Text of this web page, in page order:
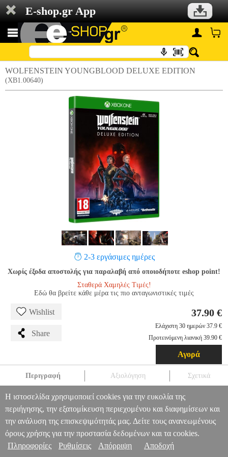
E-shop.gr App
WOLFENSTEIN YOUNGBLOOD DELUXE EDITION
(XB1.00640)
2-3 εργάσιμες ημέρες
Χωρίς έξοδα αποστολής για παραλαβή από οποιοδήποτε eshop point!
Σταθερά Χαμηλές Τιμές!
Εδώ θα βρείτε κάθε μέρα τις πιο ανταγωνιστικές τιμές
Wishlist
Share
37.90 €
Ελάχιστη 30 ημερών 37.9 €
Προτεινόμενη λιανική 39.90 €
Αγορά
Περιγραφή Αξιολόγηση Σχετικά
WOLFENSTEIN YOUNGBLOOD DELUXE EDITION
XB1.00640 XB1.00640 GAMES WOLFENSTEIN
YOUNGBLOOD DELUXE EDITION
37.90
Πληροφορίες & Υπηρεσίες >
Η ιστοσελίδα χρησιμοποιεί cookies για την ευκολία της
περιήγησης, την εξατομίκευση περιεχομένου και διαφημίσεων και
την ανάλυση της επισκεψιμότητάς μας. Δείτε τους ανανεωμένους
όρους χρήσης για την προστασία δεδομένων και τα cookies.
Πληροφορίες
Ρυθμίσεις Απόρριψη Αποδοχή